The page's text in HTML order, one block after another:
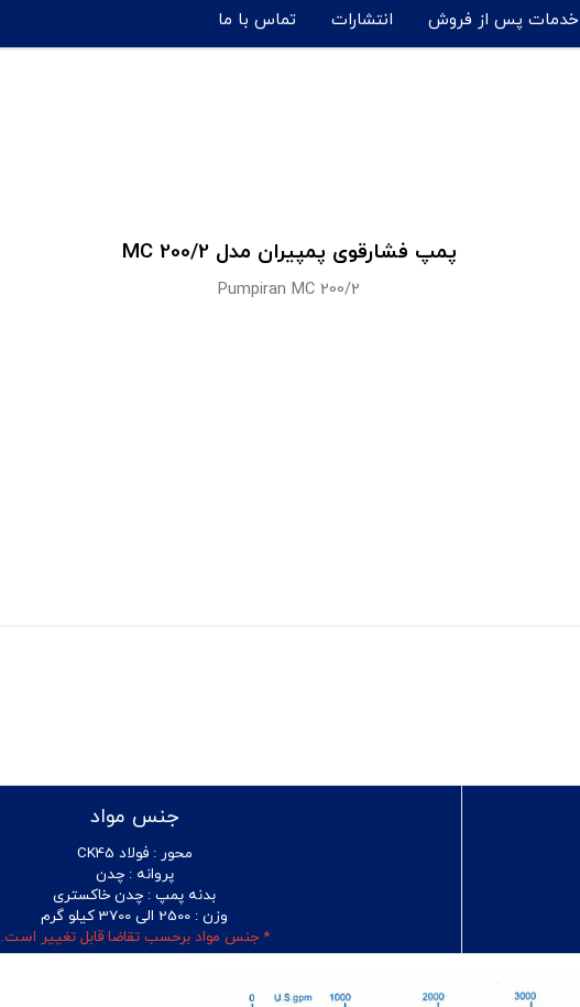
خدمات پس از فروش انتشارات تماس با ما
پمپ فشارقوی پمپیران مدل MC 200/2
Pumpiran MC 200/2
جنس مواد
محور :فولاد CK45
پروانه :چدن
بدنه پمپ : چدن خاکستری
وزن : 2500 الی 3700 کیلو گرم
* جنس مواد برحسب تقاضا قابل تغییر است.